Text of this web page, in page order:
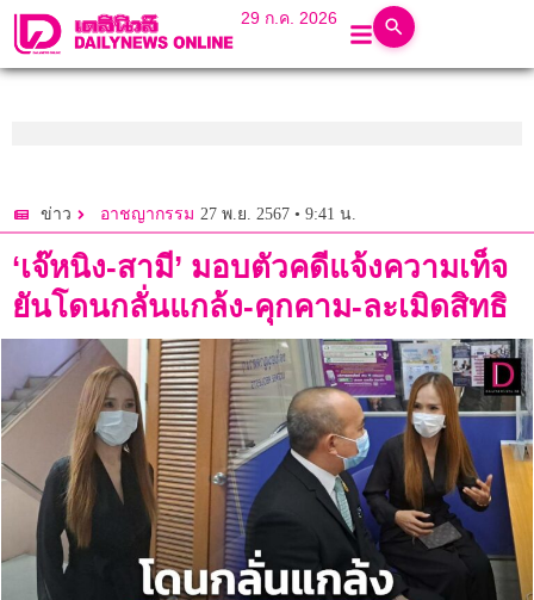
29 ก.ค. 2026
ข่าว อาชญากรรม 27 พ.ย. 2567 • 9:41 น.
‘เจ๊หนิง-สามี’ มอบตัวคดีแจ้งความเท็จ
ยันโดนกลั่นแกล้ง-คุกคาม-ละเมิดสิทธิ